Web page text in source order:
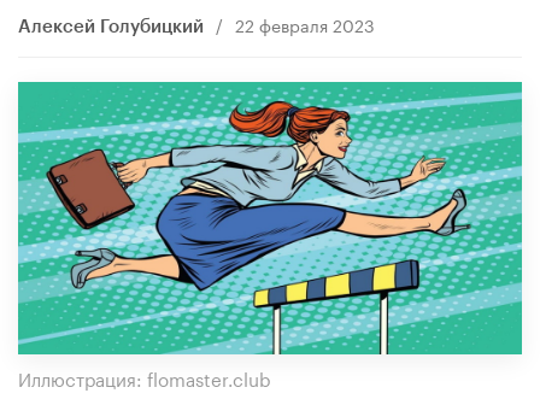
Алексей Голубицкий / 22 февраля 2023
Иллюстрация: flomaster.club